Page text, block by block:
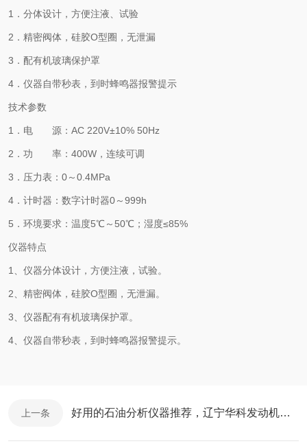
1．分体设计，方便注液、试验
2．精密阀体，硅胶O型圈，无泄漏
3．配有机玻璃保护罩
4．仪器自带秒表，到时蜂鸣器报警提示
技术参数
1．电 源：AC 220V±10% 50Hz
2．功 率：400W，连续可调
3．压力表：0～0.4MPa
4．计时器：数字计时器0～999h
5．环境要求：温度5℃～50℃；湿度≤85%
仪器特点
1、仪器分体设计，方便注液，试验。
2、精密阀体，硅胶O型圈，无泄漏。
3、仪器配有有机玻璃保护罩。
4、仪器自带秒表，到时蜂鸣器报警提示。
上一条 好用的石油分析仪器推荐，辽宁华科发动机冷却液冰点测定器解决检测难点